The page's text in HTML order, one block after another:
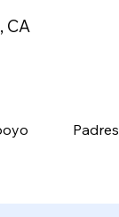
CA
Padres